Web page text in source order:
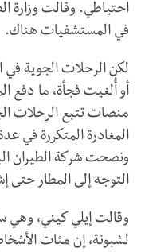
احتياطي. وقالت وزارة
في المستشفيات هناك.
لكن الرحلات الجوية في
أو أُلغيت فجأة، ما دفع
منصات تتبع الرحلات
المغادرة المتكررة في
ونصحت شركة الطيران
التوجه إلى المطار حتى
وقالت إيلي كيني، وهي
لشبونة، إن مئات